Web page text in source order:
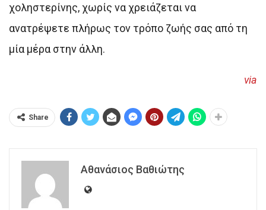
χοληστερίνης, χωρίς να χρειάζεται να
ανατρέψετε πλήρως τον τρόπο ζωής σας από τη
μία μέρα στην άλλη.
via
Share
Αθανάσιος Βαθιώτης